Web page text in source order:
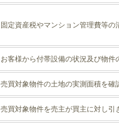
固定資産税やマンション管理費等の
お客様から付帯設備の状況及び物
売買対象物件の土地の実測面積を確
売買対象物件を売主が買主に対し